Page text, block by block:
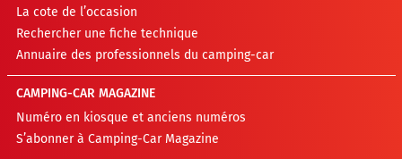
La cote de l’occasion
Rechercher une fiche technique
Annuaire des professionnels du camping-car
CAMPING-CAR MAGAZINE
Numéro en kiosque et anciens numéros
S’abonner à Camping-Car Magazine